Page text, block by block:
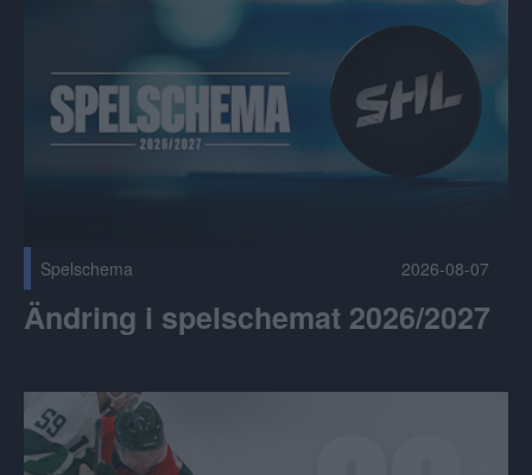
Spelschema 2026-08-07
Ändring i spelschemat 2026/2027
SHL-lagens försäsongsmatcher 2026 Publicerad 2026-07-